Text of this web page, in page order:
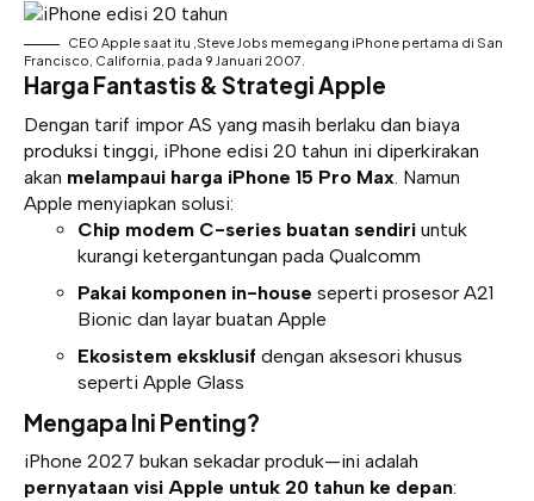
CEO Apple saat itu ,Steve Jobs memegang iPhone pertama di San
Francisco, California, pada 9 Januari 2007.
Harga Fantastis & Strategi Apple
Dengan tarif impor AS yang masih berlaku dan biaya
produksi tinggi, iPhone edisi 20 tahun ini diperkirakan
akan melampaui harga iPhone 15 Pro Max . Namun
Apple menyiapkan solusi:
Chip modem C-series buatan sendiri untuk
kurangi ketergantungan pada Qualcomm
Pakai komponen in-house seperti prosesor A21
Bionic dan layar buatan Apple
Ekosistem eksklusif dengan aksesori khusus
seperti Apple Glass
Mengapa Ini Penting?
iPhone 2027 bukan sekadar produk—ini adalah
pernyataan visi Apple untuk 20 tahun ke depan: